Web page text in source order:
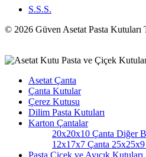
S.S.S.
© 2026 Güven Asetat Pasta Kutuları
Asetat Çanta
Çanta Kutular
Çerez Kutusu
Dilim Pasta Kutuları
Karton Çantalar
20x20x10 Çanta Diğer
12x17x7 Çanta 25x25x9
Pasta Çiçek ve Ayıcık Kutuları